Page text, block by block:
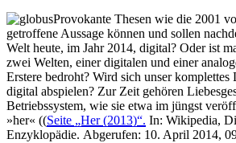
Provokante Thesen wie die 2001
getroffene Aussage können und sollen
Welt heute, im Jahr 2014, digital? Oder ist
zwei Welten, einer digitalen und einer
Erstere bedroht? Wird sich unser komplettes
digital abspielen? Zur Zeit gehören
Betriebssystem, wie sie etwa im jüngst
»her« ((Seite „Her (2013)“. In: Wikipedia,
Enzyklopädie. Abgerufen: 10. April 2014,